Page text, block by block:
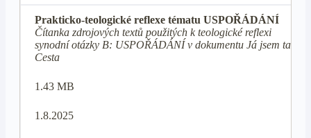
Prakticko-teologické reflexe tématu USPOŘÁDÁNÍ
Čítanka zdrojových textů použitých k teologické reflexi
synodní otázky B: USPOŘÁDÁNÍ v dokumentu Já jsem ta
Cesta
1.43 MB
1.8.2025